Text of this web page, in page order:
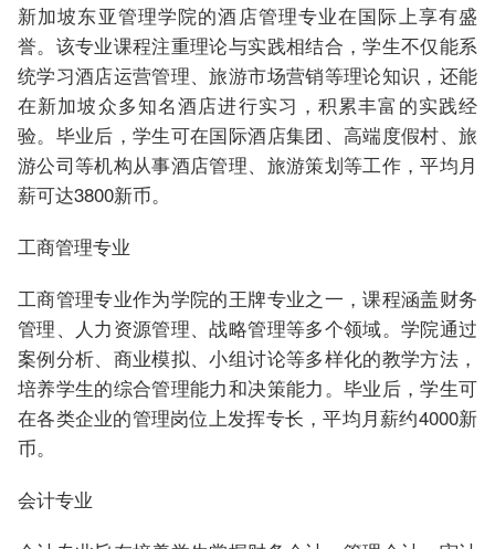
新加坡东亚管理学院的酒店管理专业在国际上享有盛
誉。该专业课程注重理论与实践相结合，学生不仅能系
统学习酒店运营管理、旅游市场营销等理论知识，还能
在新加坡众多知名酒店进行实习，积累丰富的实践经
验。毕业后，学生可在国际酒店集团、高端度假村、旅
游公司等机构从事酒店管理、旅游策划等工作，平均月
薪可达3800新币。
工商管理专业
工商管理专业作为学院的王牌专业之一，课程涵盖财务
管理、人力资源管理、战略管理等多个领域。学院通过
案例分析、商业模拟、小组讨论等多样化的教学方法，
培养学生的综合管理能力和决策能力。毕业后，学生可
在各类企业的管理岗位上发挥专长，平均月薪约4000新
币。
会计专业